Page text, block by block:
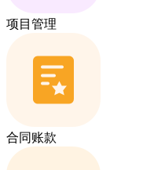
项目管理
合同账款